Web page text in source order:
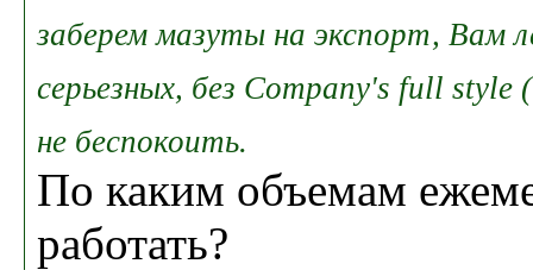
заберем мазуты на экспорт, Вам
серьезных, без Company's full style
не беспокоить.
По каким объемам
работать?